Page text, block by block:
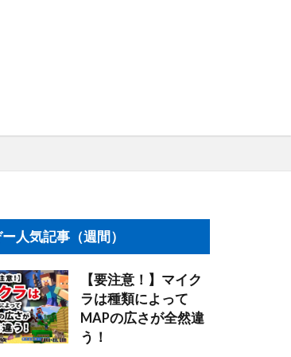
人気記事（週間）
【要注意！】マイク
ラは種類によって
MAPの広さが全然違
う！